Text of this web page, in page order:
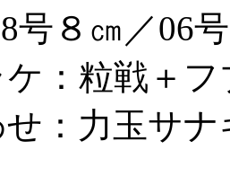
号８㎝／06
ケ：粒戦＋
：力玉サ